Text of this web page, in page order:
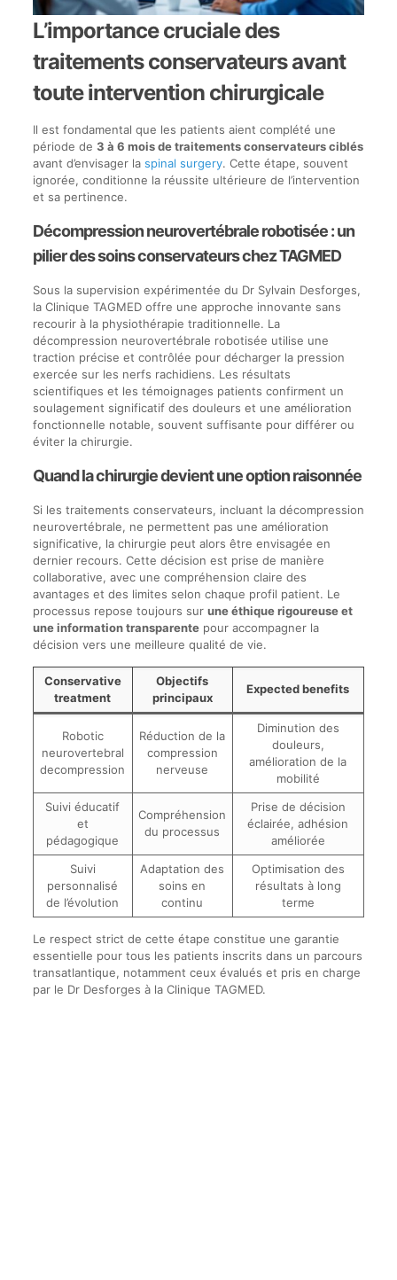
L’importance cruciale des
traitements conservateurs avant
toute intervention chirurgicale
Il est fondamental que les patients aient complété une
période de 3 à 6 mois de traitements conservateurs ciblés
avant d’envisager la spinal surgery. Cette étape, souvent
ignorée, conditionne la réussite ultérieure de l’intervention
et sa pertinence.
Décompression neurovertébrale robotisée : un
pilier des soins conservateurs chez TAGMED
Sous la supervision expérimentée du Dr Sylvain Desforges,
la Clinique TAGMED offre une approche innovante sans
recourir à la physiothérapie traditionnelle. La
décompression neurovertébrale robotisée utilise une
traction précise et contrôlée pour décharger la pression
exercée sur les nerfs rachidiens. Les résultats
scientifiques et les témoignages patients confirment un
soulagement significatif des douleurs et une amélioration
fonctionnelle notable, souvent suffisante pour différer ou
éviter la chirurgie.
Quand la chirurgie devient une option raisonnée
Si les traitements conservateurs, incluant la décompression
neurovertébrale, ne permettent pas une amélioration
significative, la chirurgie peut alors être envisagée en
dernier recours. Cette décision est prise de manière
collaborative, avec une compréhension claire des
avantages et des limites selon chaque profil patient. Le
processus repose toujours sur une éthique rigoureuse et
une information transparentepour accompagner la
décision vers une meilleure qualité de vie.
Conservative
treatment
Objectifs
principaux
Expected benefits
Robotic
neurovertebral
decompression
Réduction de la
compression
nerveuse
Diminution des
douleurs,
amélioration de la
mobilité
Suivi éducatif
et
pédagogique
Compréhension
du processus
Prise de décision
éclairée, adhésion
améliorée
Suivi
personnalisé
de l’évolution
Adaptation des
soins en
continu
Optimisation des
résultats à long
terme
Le respect strict de cette étape constitue une garantie
essentielle pour tous les patients inscrits dans un parcours
transatlantique, notamment ceux évalués et pris en charge
par le Dr Desforges à la Clinique TAGMED.